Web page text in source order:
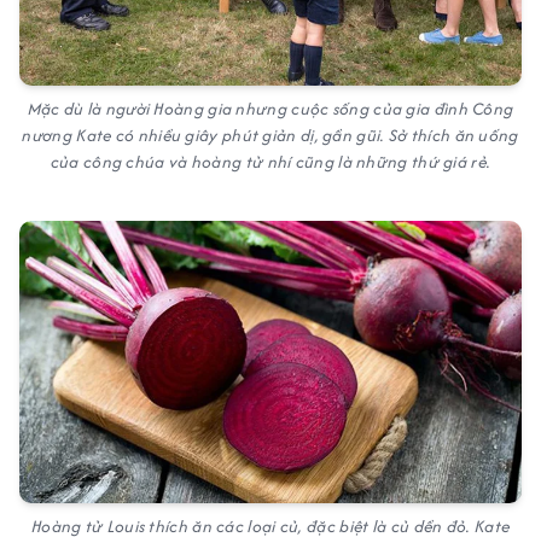
Mặc dù là người Hoàng gia nhưng cuộc sống của gia đình Công
nương Kate có nhiều giây phút giản dị, gần gũi. Sở thích ăn uống
của công chúa và hoàng tử nhí cũng là những thứ giá rẻ.
Hoàng tử Louis thích ăn các loại củ, đặc biệt là củ dền đỏ. Kate